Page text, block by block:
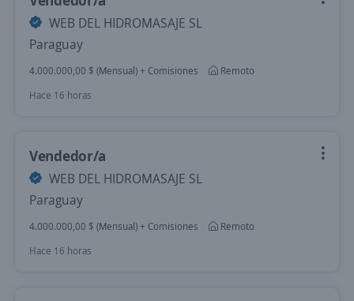
WEB DEL HIDROMASAJE SL
Paraguay
4.000.000,00 $ (Mensual) + Comisiones
Remoto
Hace 16 horas
Vendedor/a
WEB DEL HIDROMASAJE SL
Paraguay
4.000.000,00 $ (Mensual) + Comisiones
Remoto
Hace 16 horas